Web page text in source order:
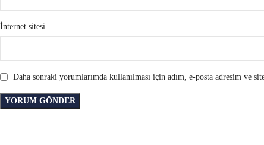
İnternet sitesi
Daha sonraki yorumlarımda kullanılması için adım, e-posta adresim ve